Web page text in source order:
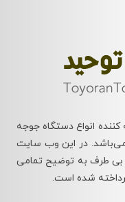
انواع دستگاه جوجه
می‌باشد. در این وب سایت
طرف به توضیح تمامی
شده است.